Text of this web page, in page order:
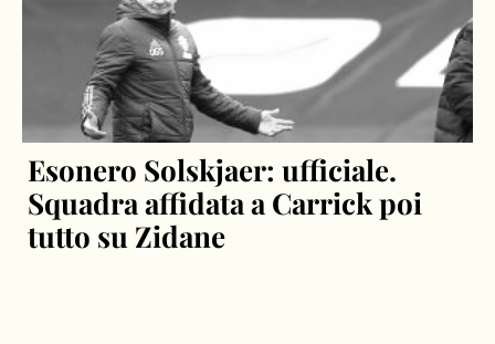
Esonero Solskjaer: ufficiale.
Squadra affidata a Carrick poi
tutto su Zidane